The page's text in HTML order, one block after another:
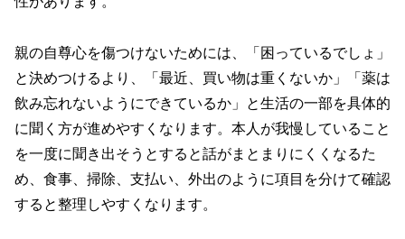
親の自尊心を傷つけないためには、「困っているでしょ」
と決めつけるより、「最近、買い物は重くないか」「薬は
飲み忘れないようにできているか」と生活の一部を具体的
に聞く方が進めやすくなります。本人が我慢していること
を一度に聞き出そうとすると話がまとまりにくくなるた
め、食事、掃除、支払い、外出のように項目を分けて確認
すると整理しやすくなります。